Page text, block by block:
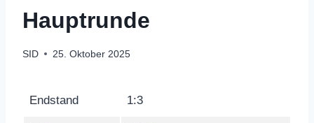
Hauptrunde
SID 25. Oktober 2025
Endstand 1:3